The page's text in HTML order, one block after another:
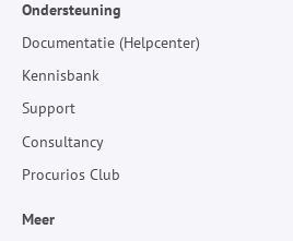
Ondersteuning
Documentatie (Helpcenter)
Kennisbank
Support
Consultancy
Procurios Club
Meer